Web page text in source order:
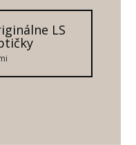
LS